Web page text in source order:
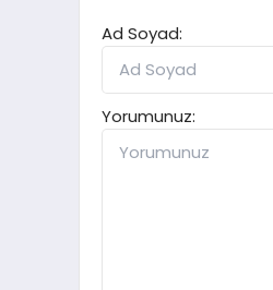
Ad Soyad:
Yorumunuz: